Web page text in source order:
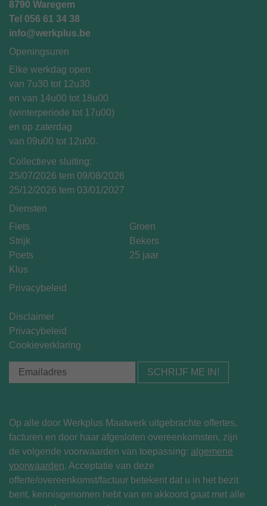
8790 Waregem
Tel 056 61 34 38
info@werkplus.be
Openingsuren
Elke werkdag open
van 7u30 tot 12u30
en van 14u00 tot 18u00
(winterperiode tot 17u00)
en op zaterdag
van 09u00 tot 12u00.
Collectieve sluiting:
25/07/2026 tem 09/08/2026
25/12/2026 tem 03/01/2027
Diensten
Fiets
Strijk
Poets
Klus
Groen
Bekers
25 jaar
Privacybeleid
Disclaimer
Privacybeleid
Cookieverklaring
Op alle door Werkplus Maatwerk uitgebrachte offertes,
facturen en door haar afgesloten overeenkomsten, zijn
de volgende voorwaarden van toepassing: algemene
voorwaarden. Acceptatie van deze
offerte/overeenkomst/factuur betekent dat u in het bezit
bent, kennisgenomen hebt van en akkoord gaat met alle